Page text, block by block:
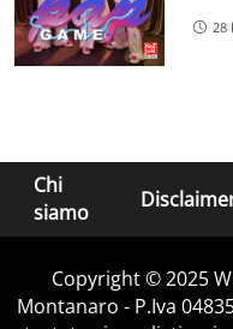
28
Chi
siamo
Copyright © 2025
Montanaro - P.Iva